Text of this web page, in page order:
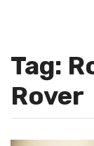
Tag:
Rover